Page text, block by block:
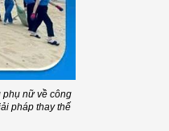
phụ nữ về công
pháp thay thế